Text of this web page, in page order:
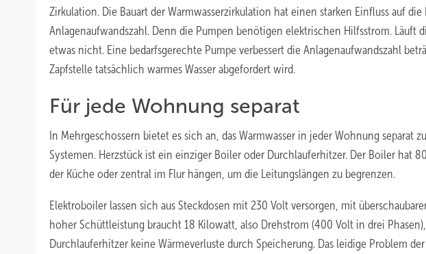
Zirkulation. Die Bauart der Warmwasserzirkulation hat einen starken Einfluss auf
Anlagenaufwandszahl. Denn die Pumpen benötigen elektrischen Hilfsstrom. Läuft
etwas nicht. Eine bedarfsgerechte Pumpe verbessert die Anlagenaufwandszahl
Zapfstelle tatsächlich warmes Wasser abgefordert wird.
Für jede Wohnung separat
In Mehrgeschossern bietet es sich an, das Warmwasser in jeder Wohnung
Systemen. Herzstück ist ein einziger Boiler oder Durchlauferhitzer. Der Boiler hat
der Küche oder zentral im Flur hängen, um die Leitungslängen zu begrenzen.
Elektroboiler lassen sich aus Steckdosen mit 230 Volt versorgen, mit
hoher Schüttleistung braucht 18 Kilowatt, also Drehstrom (400 Volt in drei
Durchlauferhitzer keine Wärmeverluste durch Speicherung. Das leidige Problem